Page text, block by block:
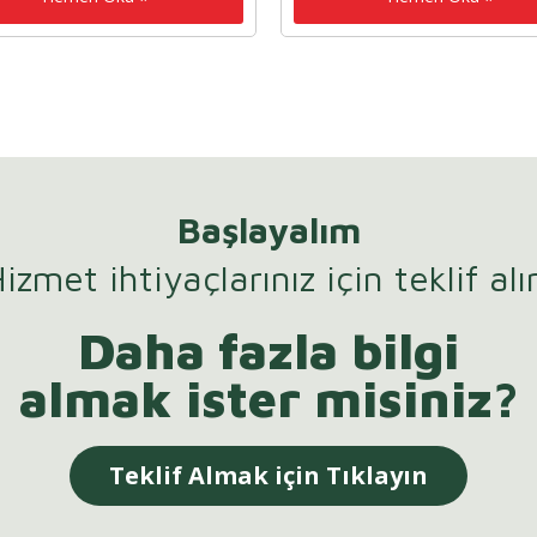
Başlayalım
ihtiyaçlarınız için teklif
Daha fazla bilgi
almak ister misiniz?
Teklif Almak için Tıklayın